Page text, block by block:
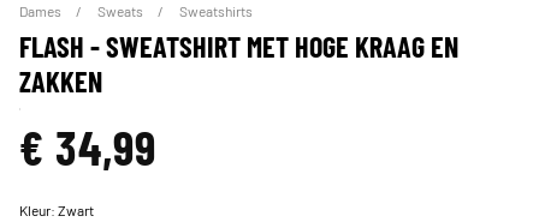
Dames Sweats Sweatshirts
FLASH - SWEATSHIRT MET HOGE KRAAG EN
ZAKKEN
€ 34,99
Kleur:Zwart